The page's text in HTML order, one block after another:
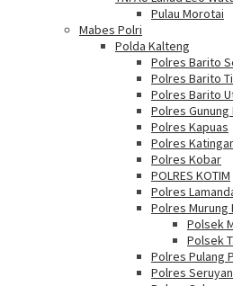
Pulau Morotai
Mabes Polri
Polda Kalteng
Polres Barito
Polres Barito
Polres Barito
Polres Gunung
Polres Kapuas
Polres
Polres Kobar
POLRES KOTIM
Polres
Polres Murung
Polsek
Polsek
Polres Pulang
Polres Seruyan